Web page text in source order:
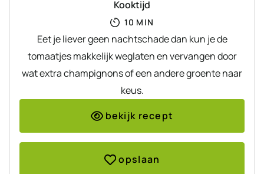
Kooktijd
10 MINUTEN
MIN
Eet je liever geen nachtschade dan kun je de
tomaatjes makkelijk weglaten en vervangen door
wat extra champignons of een andere groente naar
keus.
bekijk recept
opslaan